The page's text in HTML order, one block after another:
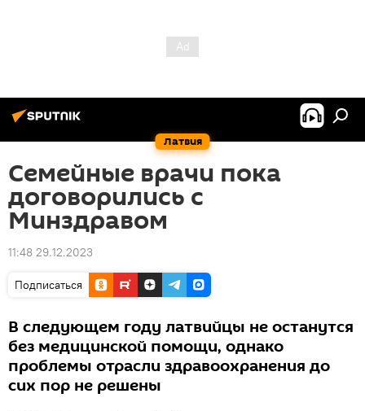
Латвия
Семейные врачи пока
договорились с
Минздравом
11:48 29.12.2023
Подписаться
В следующем году латвийцы не останутся
без медицинской помощи, однако
проблемы отрасли здравоохранения до
сих пор не решены